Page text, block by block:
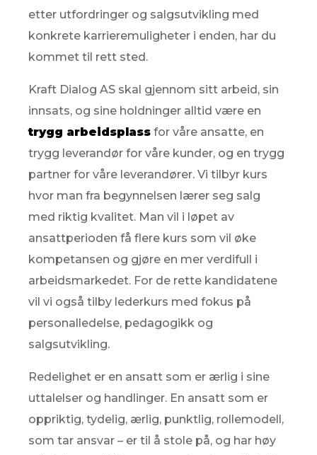
etter utfordringer og salgsutvikling med
konkrete karrieremuligheter i enden, har du
kommet til rett sted.
Kraft Dialog AS skal gjennom sitt arbeid, sin
innsats, og sine holdninger alltid være en
trygg arbeidsplass for våre ansatte, en
trygg leverandør for våre kunder, og en trygg
partner for våre leverandører. Vi tilbyr kurs
hvor man fra begynnelsen lærer seg salg
med riktig kvalitet. Man vil i løpet av
ansattperioden få flere kurs som vil øke
kompetansen og gjøre en mer verdifull i
arbeidsmarkedet. For de rette kandidatene
vil vi også tilby lederkurs med fokus på
personalledelse, pedagogikk og
salgsutvikling.
Redelighet er en ansatt som er ærlig i sine
uttalelser og handlinger. En ansatt som er
oppriktig, tydelig, ærlig, punktlig, rollemodell,
som tar ansvar – er til å stole på, og har høy